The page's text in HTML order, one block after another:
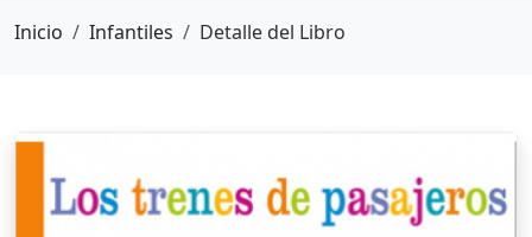
Inicio Infantiles Detalle del Libro